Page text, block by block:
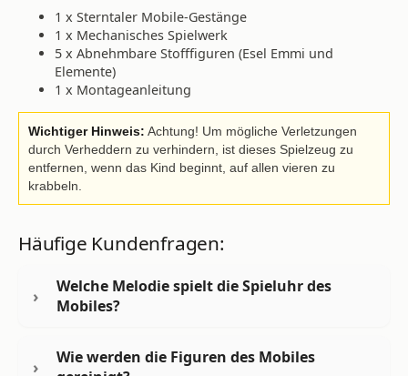
1 x Sterntaler Mobile-Gestänge
1 x Mechanisches Spielwerk
5 x Abnehmbare Stofffiguren (Esel Emmi und
Elemente)
1 x Montageanleitung
Wichtiger Hinweis: Achtung! Um mögliche Verletzungen
durch Verheddern zu verhindern, ist dieses Spielzeug zu
entfernen, wenn das Kind beginnt, auf allen vieren zu
krabbeln.
Häufige Kundenfragen:
Welche Melodie spielt die Spieluhr des
Mobiles?
Wie werden die Figuren des Mobiles